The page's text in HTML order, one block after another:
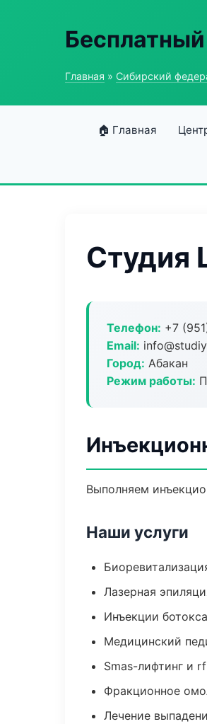
Главная » Сибирский
🏠 Главная
Студия
Телефон: +7
Email:
Город: Абакан
Режим работы:
Выполняем
Наши услуги
Лазерная
Инъекции
Медицинский
Smas-лифтинг и
Фракционное
Лечение